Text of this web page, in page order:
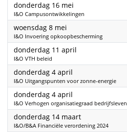
donderdag 16 mei
I&O Campusontwikkelingen
woensdag 8 mei
I&O Invoering opkoopbescherming
donderdag 11 april
I&O VTH beleid
donderdag 4 april
I&O Uitgangspunten voor zonne-energie
donderdag 4 april
I&O Verhogen organisatiegraad bedrijfsleven
donderdag 14 maart2024
I&O/B&A Financiële verordening 2024